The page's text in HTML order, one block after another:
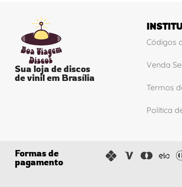
Sua loja de discos
de vinil em Brasília
Códigos
Venda
Termos
Política
Formas de
pagamento